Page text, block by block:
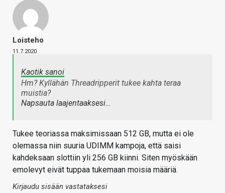
Loisteho
11.7.2020
Kaotik sanoi
Hm? Kyllähän Threadripperit tukee kahta teraa
muistia?
Napsauta laajentaaksesi…
Tukee teoriassa maksimissaan 512 GB, mutta ei ole
olemassa niin suuria UDIMM kampoja, että saisi
kahdeksaan slottiin yli 256 GB kiinni. Siten myöskään
emolevyt eivät tuppaa tukemaan moisia määriä.
Kirjaudu sisään vastataksesi